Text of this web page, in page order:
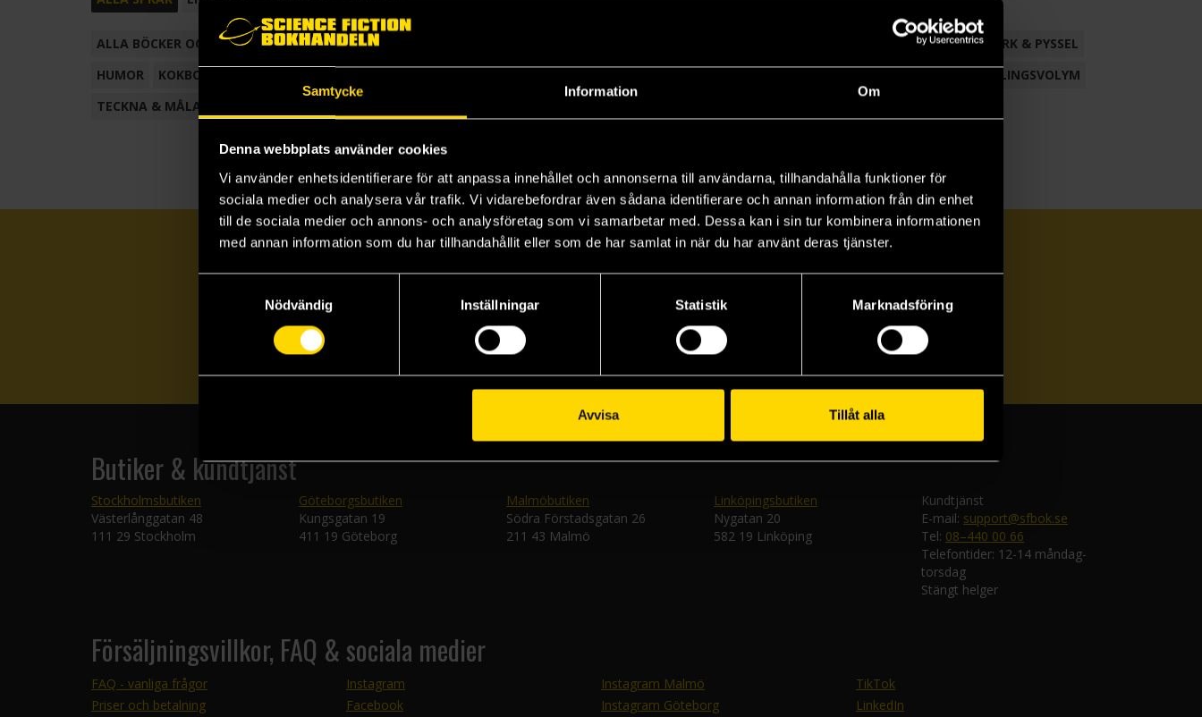
Samtycke Information Om
Denna webbplats använder cookies
Vi använder enhetsidentifierare för att anpassa innehållet och annonserna till användarna, tillhandahålla funktioner för
sociala medier och analysera vår trafik. Vi vidarebefordrar även sådana identifierare och annan information från din enhet
till de sociala medier och annons- och analysföretag som vi samarbetar med. Dessa kan i sin tur kombinera informationen
med annan information som du har tillhandahållit eller som de har samlat in när du har använt deras tjänster.
Nödvändig
Inställningar Statistik Marknadsföring
Avvisa Tillåt alla
ALLA BÖCKER OCH TECKNADE SERIER ANTOLOGI FACKLITTERATUR
HANTVERK & PYSSEL
HUMOR
KOKBOK
SAMLINGSVOLYM
TECKNA & MÅLA
Prenumerera på vårt nyhetsbrev
Butiker & kundtjänst
Stockholmsbutiken
Västerlånggatan 48
111 29 Stockholm
Göteborgsbutiken
Kungsgatan 19
411 19 Göteborg
Malmöbutiken
Södra Förstadsgatan 26
211 43 Malmö
Linköpingsbutiken
Nygatan 20
582 19 Linköping
Kundtjänst
E-mail: support@sfbok.se
Tel: 08–440 00 66
Telefontider: 12-14 måndag-
torsdag
Stängt helger
Försäljningsvillkor, FAQ & sociala medier
FAQ - vanliga frågor
Priser och betalning
Instagram
Facebook
Instagram Malmö
Instagram Göteborg
TikTok
LinkedIn